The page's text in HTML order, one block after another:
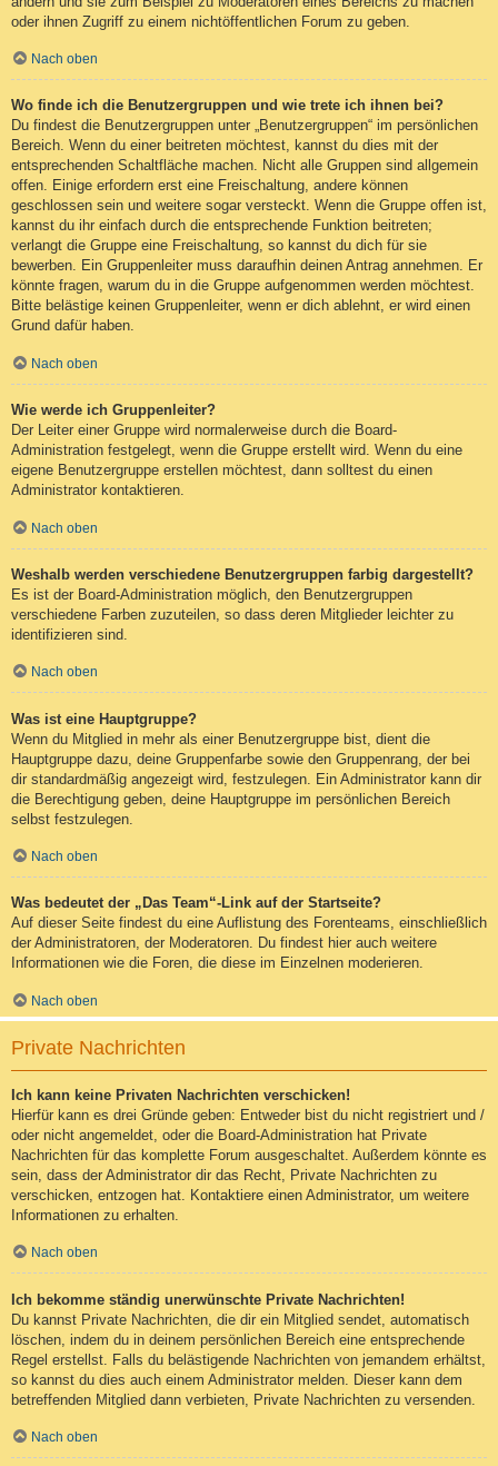
oder ihnen Zugriff zu einem nichtöffentlichen Forum zu geben.
Nach oben
Wo finde ich die Benutzergruppen und wie trete ich ihnen bei?
Du findest die Benutzergruppen unter „Benutzergruppen“ im persönlichen
Bereich. Wenn du einer beitreten möchtest, kannst du dies mit der
entsprechenden Schaltfläche machen. Nicht alle Gruppen sind allgemein
offen. Einige erfordern erst eine Freischaltung, andere können
geschlossen sein und weitere sogar versteckt. Wenn die Gruppe offen ist,
kannst du ihr einfach durch die entsprechende Funktion beitreten;
verlangt die Gruppe eine Freischaltung, so kannst du dich für sie
bewerben. Ein Gruppenleiter muss daraufhin deinen Antrag annehmen. Er
könnte fragen, warum du in die Gruppe aufgenommen werden möchtest.
Bitte belästige keinen Gruppenleiter, wenn er dich ablehnt, er wird einen
Grund dafür haben.
Nach oben
Wie werde ich Gruppenleiter?
Der Leiter einer Gruppe wird normalerweise durch die Board-
Administration festgelegt, wenn die Gruppe erstellt wird. Wenn du eine
eigene Benutzergruppe erstellen möchtest, dann solltest du einen
Administrator kontaktieren.
Nach oben
Weshalb werden verschiedene Benutzergruppen farbig dargestellt?
Es ist der Board-Administration möglich, den Benutzergruppen
verschiedene Farben zuzuteilen, so dass deren Mitglieder leichter zu
identifizieren sind.
Nach oben
Was ist eine Hauptgruppe?
Wenn du Mitglied in mehr als einer Benutzergruppe bist, dient die
Hauptgruppe dazu, deine Gruppenfarbe sowie den Gruppenrang, der bei
dir standardmäßig angezeigt wird, festzulegen. Ein Administrator kann dir
die Berechtigung geben, deine Hauptgruppe im persönlichen Bereich
selbst festzulegen.
Nach oben
Was bedeutet der „Das Team“-Link auf der Startseite?
Auf dieser Seite findest du eine Auflistung des Forenteams, einschließlich
der Administratoren, der Moderatoren. Du findest hier auch weitere
Informationen wie die Foren, die diese im Einzelnen moderieren.
Nach oben
Private Nachrichten
Ich kann keine Privaten Nachrichten verschicken!
Hierfür kann es drei Gründe geben: Entweder bist du nicht registriert und /
oder nicht angemeldet, oder die Board-Administration hat Private
Nachrichten für das komplette Forum ausgeschaltet. Außerdem könnte es
sein, dass der Administrator dir das Recht, Private Nachrichten zu
verschicken, entzogen hat. Kontaktiere einen Administrator, um weitere
Informationen zu erhalten.
Nach oben
Ich bekomme ständig unerwünschte Private Nachrichten!
Du kannst Private Nachrichten, die dir ein Mitglied sendet, automatisch
löschen, indem du in deinem persönlichen Bereich eine entsprechende
Regel erstellst. Falls du belästigende Nachrichten von jemandem erhältst,
so kannst du dies auch einem Administrator melden. Dieser kann dem
betreffenden Mitglied dann verbieten, Private Nachrichten zu versenden.
Nach oben